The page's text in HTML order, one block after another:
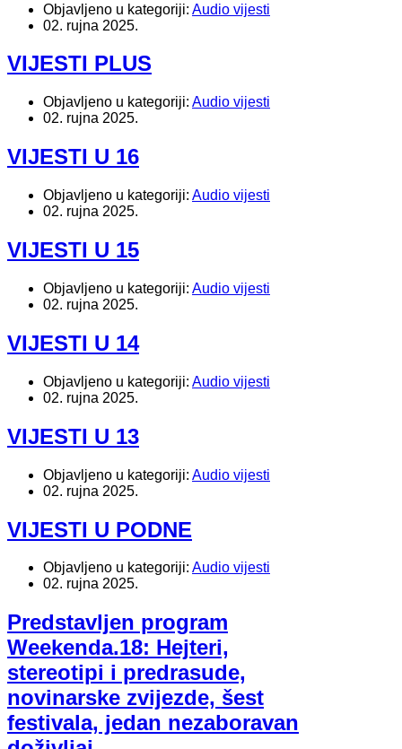
Objavljeno u kategoriji: Audio vijesti
02. rujna 2025.
VIJESTI PLUS
Objavljeno u kategoriji: Audio vijesti
02. rujna 2025.
VIJESTI U 16
Objavljeno u kategoriji: Audio vijesti
02. rujna 2025.
VIJESTI U 15
Objavljeno u kategoriji: Audio vijesti
02. rujna 2025.
VIJESTI U 14
Objavljeno u kategoriji: Audio vijesti
02. rujna 2025.
VIJESTI U 13
Objavljeno u kategoriji: Audio vijesti
02. rujna 2025.
VIJESTI U PODNE
Objavljeno u kategoriji: Audio vijesti
02. rujna 2025.
Predstavljen program
Weekenda.18: Hejteri,
stereotipi i predrasude,
novinarske zvijezde, šest
festivala, jedan nezaboravan